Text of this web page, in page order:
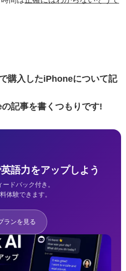
購入したiPhoneについて記
記事を書くつもりです!
語力をアップしよう
ドバック付き。
体験できます。
ランを見る